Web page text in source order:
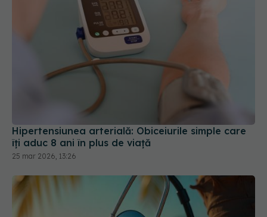
Hipertensiunea arterială: Obiceiurile simple care
îți aduc 8 ani în plus de viață
25 mar 2026, 13:26